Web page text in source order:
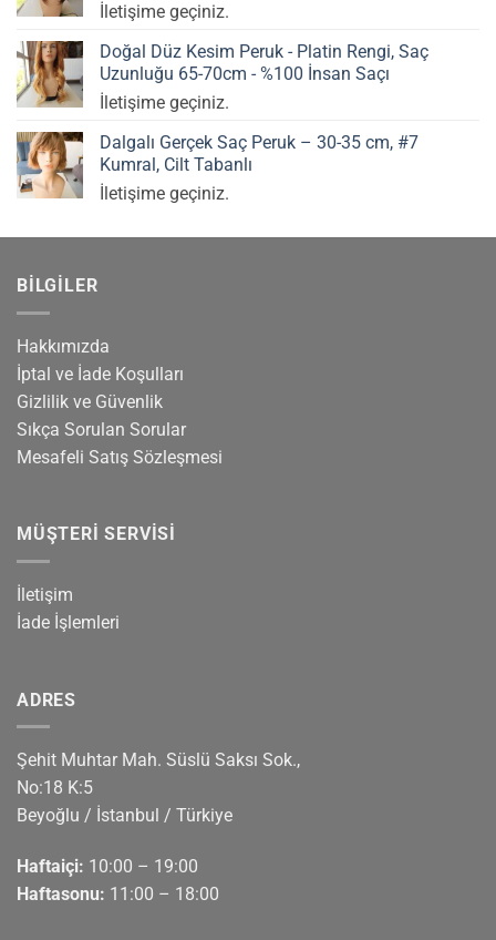
İletişime geçiniz.
Doğal Düz Kesim Peruk - Platin Rengi, Saç
Uzunluğu 65-70cm - %100 İnsan Saçı
İletişime geçiniz.
Dalgalı Gerçek Saç Peruk – 30-35 cm, #7
Kumral, Cilt Tabanlı
İletişime geçiniz.
BILGILER
Hakkımızda
İptal ve İade Koşulları
Gizlilik ve Güvenlik
Sıkça Sorulan Sorular
Mesafeli Satış Sözleşmesi
MÜŞTERI SERVISI
İletişim
İade İşlemleri
ADRES
Şehit Muhtar Mah. Süslü Saksı Sok.,
No:18 K:5
Beyoğlu / İstanbul / Türkiye
Haftaiçi: 10:00 – 19:00
Haftasonu: 11:00 – 18:00